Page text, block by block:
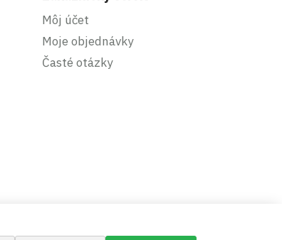
Môj účet
Moje objednávky
Časté otázky